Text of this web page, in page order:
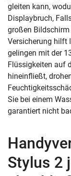
gleiten kann,
Displaybruch,
großen Bildschirm
Versicherung hilft
gelingen mit der
Flüssigkeiten auf
hineinfließt,
Sie bei einem
garantiert nicht
Stylus 2